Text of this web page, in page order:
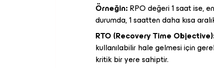
Örneğin:RPO değeri 1 saat ise,
durumda, 1 saatten daha kısa
RTO (Recovery Time
kullanılabilir hale gelmesi için
kritik bir yere sahiptir.